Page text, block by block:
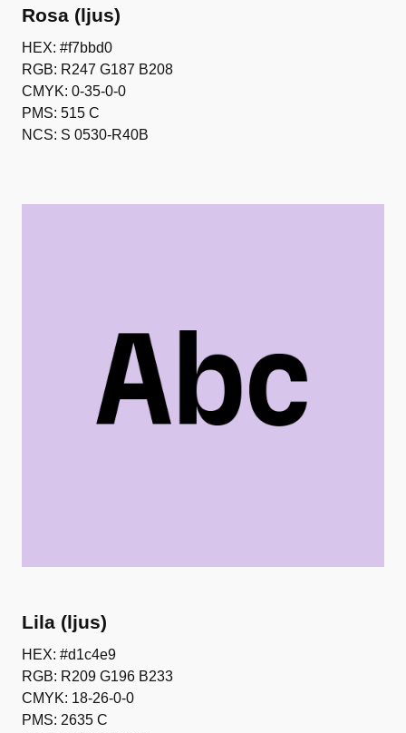
Rosa (ljus)
HEX: #f7bbd0
RGB: R247 G187 B208
CMYK: 0-35-0-0
PMS: 515 C
NCS: S 0530-R40B
Lila (ljus)
HEX: #d1c4e9
RGB: R209 G196 B233
CMYK: 18-26-0-0
PMS: 2635 C